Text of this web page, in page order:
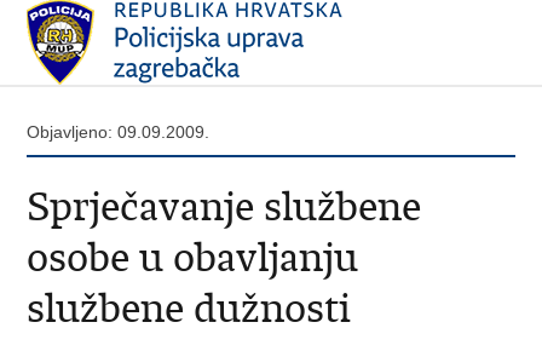
Objavljeno: 09.09.2009.
Sprječavanje službene
osobe u obavljanju
službene dužnosti